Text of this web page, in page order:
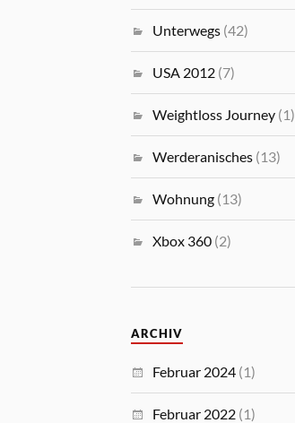
Unterwegs (42)
USA 2012 (7)
Weightloss Journey (1)
Werderanisches (13)
Wohnung (13)
Xbox 360 (2)
ARCHIV
Februar 2024 (1)
Februar 2022 (1)